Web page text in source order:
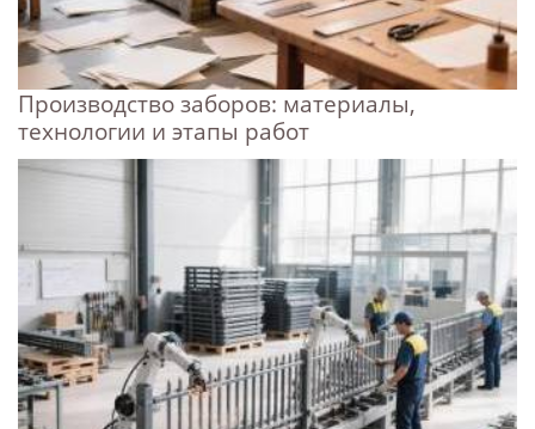
Производство заборов: материалы,
технологии и этапы работ